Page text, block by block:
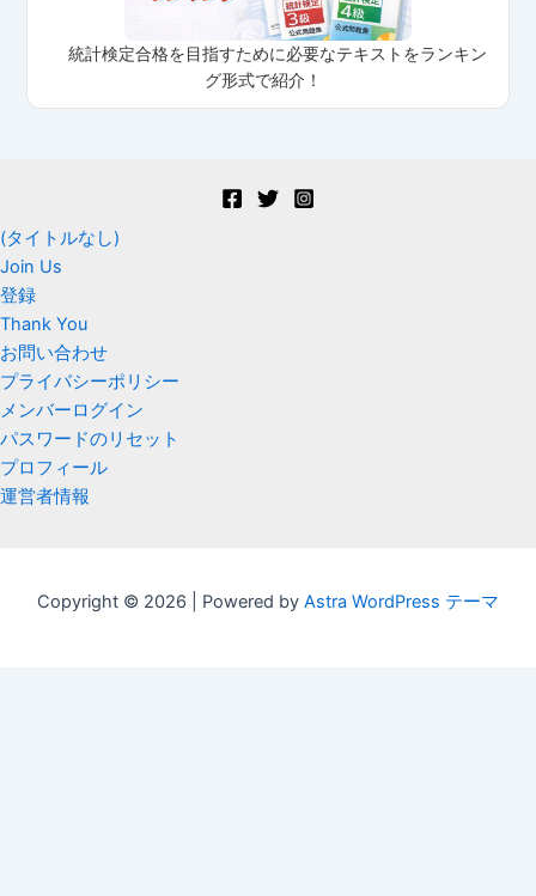
統計検定合格を目指すために必要なテキストをランキン
グ形式で紹介！
(タイトルなし)
Join Us
登録
Thank You
お問い合わせ
プライバシーポリシー
メンバーログイン
パスワードのリセット
プロフィール
運営者情報
Copyright © 2026 | Powered by Astra WordPress テーマ